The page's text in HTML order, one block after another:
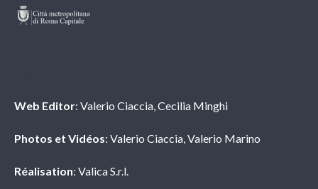
Web Editor: Valerio Ciaccia, Cecilia Minghi
Photos et Vidéos: Valerio Ciaccia, Valerio Marino
Réalisation: Valica S.r.l.